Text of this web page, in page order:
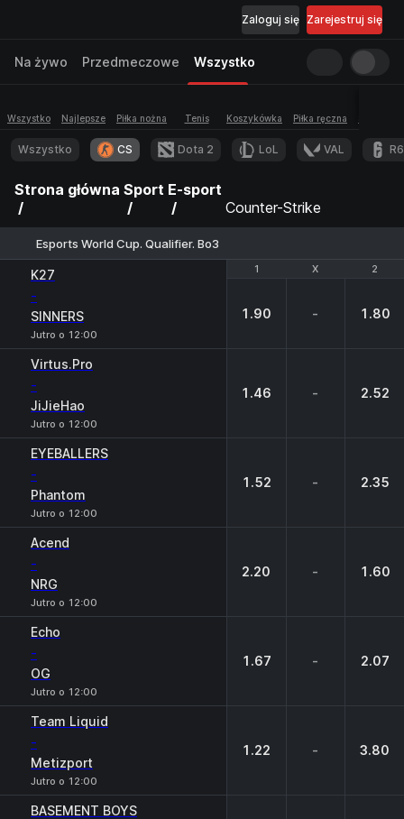
Zarejestruj się
Zaloguj się
Na żywo Przedmeczowe Wszystko
Wszystko Najlepsze Piłka nożna Tenis Koszykówka Piłka ręczna
Wszystko CS Dota 2 LoL VAL
Strona główna Sport E-sport
Counter-Strike
Esports World Cup. Qualifier. Bo3
1 X 2
K27
-
SINNERS
Jutro o 12:00
1 X 2
1.90 - 1.80
Virtus.Pro
-
JiJieHao
Jutro o 12:00
1.46 - 2.52
EYEBALLERS
-
Phantom
Jutro o 12:00
1.52 - 2.35
Acend
-
NRG
Jutro o 12:00
2.20 - 1.60
Echo
-
OG
Jutro o 12:00
1.67 - 2.07
Team Liquid
-
Metizport
Jutro o 12:00
1.22 - 3.80
BASEMENT BOYS